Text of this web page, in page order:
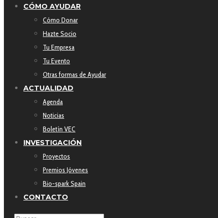
CÓMO AYUDAR
Cómo Donar
Hazte Socio
Tu Empresa
Tu Evento
Otras formas de Ayudar
ACTUALIDAD
Agenda
Noticias
Boletín VEC
INVESTIGACIÓN
Proyectos
Premios Jóvenes
Bio-spark Spain
CONTACTO